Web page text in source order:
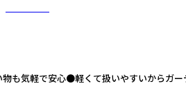
気軽で安心●軽くて扱いやすいから